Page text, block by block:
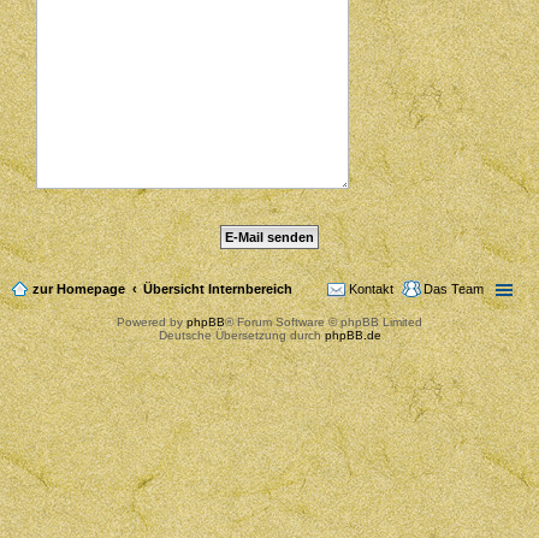
zur Homepage Übersicht Internbereich Das Team
Kontakt
Powered byphpBB® Forum Software © phpBB Limited
Deutsche Übersetzung durchphpBB.de